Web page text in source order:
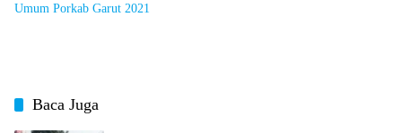
Umum Porkab Garut 2021
Baca Juga